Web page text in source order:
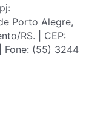
Porto Alegre,
RS. | CEP:
Fone: (55) 3244